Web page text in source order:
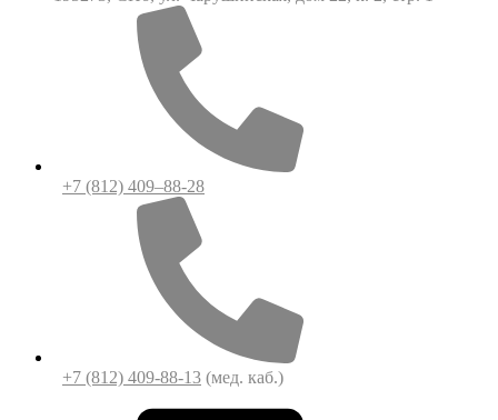
+7 (812) 409–88-28
+7 (812) 409-88-13 (мед. каб.)